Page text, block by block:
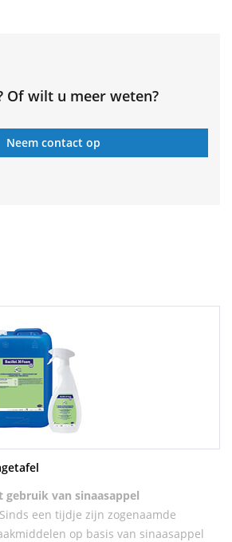
Of wilt u meer weten?
Neem contact op
van sinaasappel
Sinds een tijdje zijn zogenaamde
op basis van sinaasappel